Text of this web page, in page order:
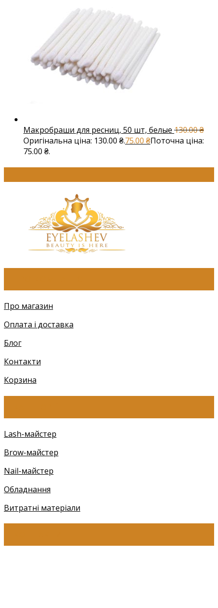
Макробраши для ресниц, 50 шт, белые 130.00₴
Оригінальна ціна: 130.00 ₴.75.00 ₴Поточна ціна:
75.00 ₴.
Про магазин
Оплата і доставка
Блог
Контакти
Корзина
Lash-майстер
Brow-майстер
Nail-майстер
Обладнання
Витратні матеріали